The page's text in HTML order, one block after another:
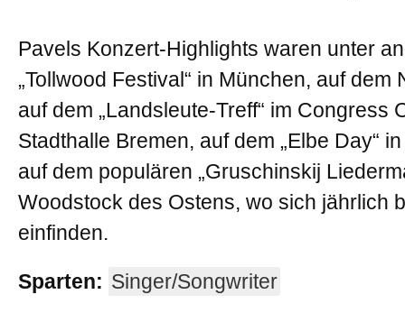
Pavels Konzert-Highlights waren unter
„Tollwood Festival“ in München, auf dem
auf dem „Landsleute-Treff“ im Congress
Stadthalle Bremen, auf dem „Elbe Day“
auf dem populären „Gruschinskij
Woodstock des Ostens, wo sich jährlich
einfinden.
Sparten: Singer/Songwriter